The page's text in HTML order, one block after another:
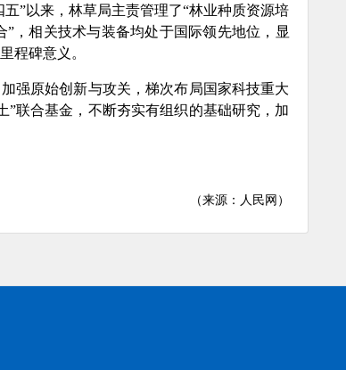
”以来，林草局主责管理了“林业种质资源培
，相关技术与装备均处于国际领先地位，显
程碑意义。
强原始创新与攻关，梯次布局国家科技重大
”联合基金，不断夯实有组织的基础研究，加
（来源：人民网）